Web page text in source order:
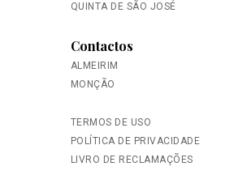
QUINTA DE SÃO JOSÉ
Contactos
ALMEIRIM
MONÇÃO
TERMOS DE USO
POLÍTICA DE PRIVACIDADE
LIVRO DE RECLAMAÇÕES